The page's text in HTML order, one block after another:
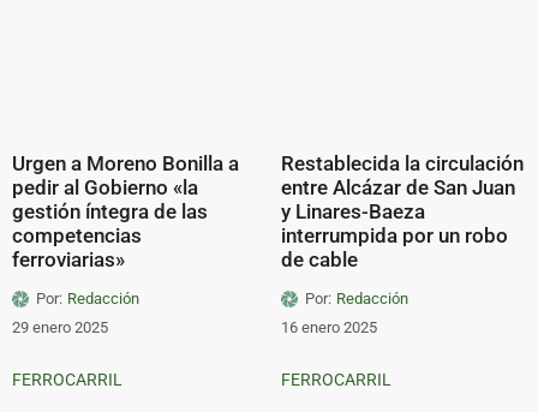
Urgen a Moreno Bonilla a
pedir al Gobierno «la
gestión íntegra de las
competencias
ferroviarias»
Por: Redacción
29 enero 2025
Restablecida la circulación
entre Alcázar de San Juan
y Linares-Baeza
interrumpida por un robo
de cable
Por: Redacción
16 enero 2025
FERROCARRIL FERROCARRIL